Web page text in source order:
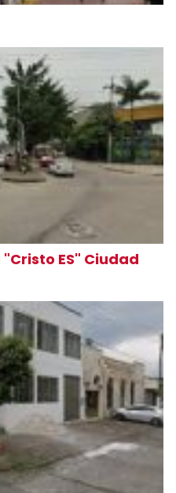
ES" Ciudad